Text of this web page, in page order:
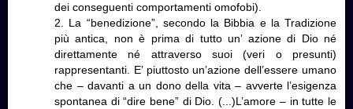
dei conseguenti comportamenti omofobi).
2. La “benedizione”, secondo la Bibbia e la Tradizione
più antica, non è prima di tutto un’ azione di Dio né
direttamente né attraverso suoi (veri o presunti)
rappresentanti. E’ piuttosto un’azione dell’essere umano
che – davanti a un dono della vita – avverte l’esigenza
spontanea di “dire bene” di Dio. (...)L’amore – in tutte le